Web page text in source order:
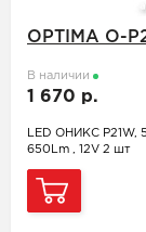
OPTIMA O-
В наличии
1 670 р.
LED ОНИКС P21W,
650Lm , 12V 2 шт